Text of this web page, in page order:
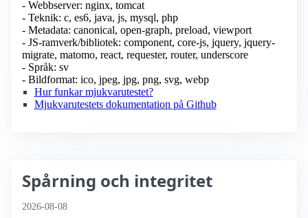
- Webbserver: nginx, tomcat
- Teknik: c, es6, java, js, mysql, php
- Metadata: canonical, open-graph, preload, viewport
- JS-ramverk/bibliotek: component, core-js, jquery, jquery-
migrate, matomo, react, requester, router, underscore
- Språk: sv
- Bildformat: ico, jpeg, jpg, png, svg, webp
Hur funkar mjukvarutestet?
Mjukvarutestets dokumentation på Github
Spårning och integritet
2026-08-08